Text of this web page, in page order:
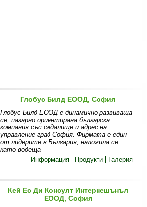
Глобус Билд ЕООД, София
Глобус Билд ЕООД е динамично развиваща
се, пазарно ориентирана българска
компания със седалище и адрес на
управление град София. Фирмата е един
от лидерите в България, наложила се
като водеща
Информация
Продукти Галерия
Кей Ес Ди Консулт Интернешънъл
ЕООД, София